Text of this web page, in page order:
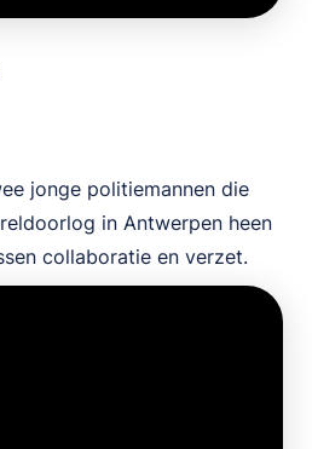
jonge politiemannen die
in Antwerpen heen
collaboratie en verzet.